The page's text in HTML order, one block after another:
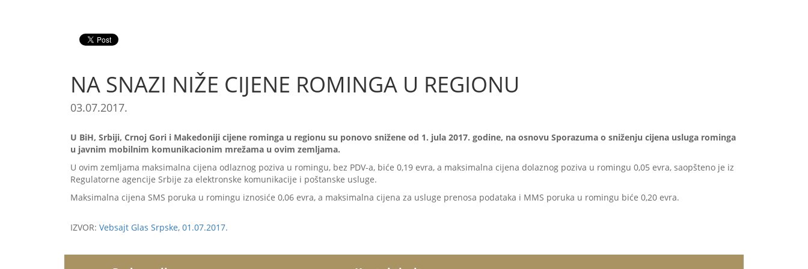
NA SNAZI NIŽE CIJENE ROMINGA U REGIONU
03.07.2017.
U BiH, Srbiji, Crnoj Gori i Makedoniji cijene rominga u regionu su ponovo snižene od 1. jula 2017. godine, na osnovu Sporazuma o sniženju cijena usluga rominga
u javnim mobilnim komunikacionim mrežama u ovim zemljama.
U ovim zemljama maksimalna cijena odlaznog poziva u romingu, bez PDV-a, biće 0,19 evra, a maksimalna cijena dolaznog poziva u romingu 0,05 evra, saopšteno je iz
Regulatorne agencije Srbije za elektronske komunikacije i poštanske usluge.
Maksimalna cijena SMS poruka u romingu iznosiće 0,06 evra, a maksimalna cijena za usluge prenosa podataka i MMS poruka u romingu biće 0,20 evra.
IZVOR: Vebsajt Glas Srpske, 01.07.2017.